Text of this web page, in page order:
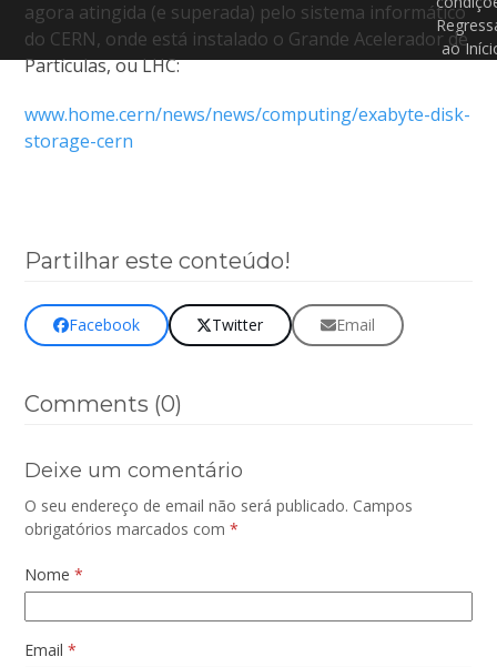
agora atingida (e superada) pelo sistema informático
do CERN, onde está instalado o Grande Acelerador de
Partículas, ou LHC:
www.home.cern/news/news/computing/exabyte-disk-
storage-cern
Partilhar este conteúdo!
Facebook Twitter Email
Comments (0)
Deixe um comentário
O seu endereço de email não será publicado. Campos
obrigatórios marcados com*
Nome*
Email*
ao